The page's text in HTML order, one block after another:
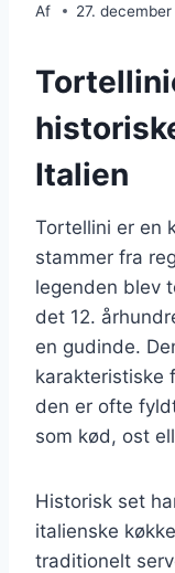
Af 27.
Italien
Tortellini er en
stammer fra
legenden blev
det 12.
en gudinde.
karakteristiske
den er ofte
som kød, ost
Historisk set
italienske
traditionelt